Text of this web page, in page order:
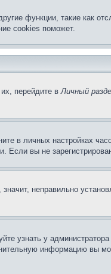
функции, такие как
cookies поможет.
их, перейдите вЛичный
в личных настройках
Если вы не
неправильно
узнать у
информацию вы